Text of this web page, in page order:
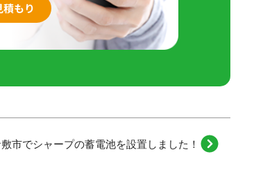
もり
市でシャープの蓄電池を設置しました！